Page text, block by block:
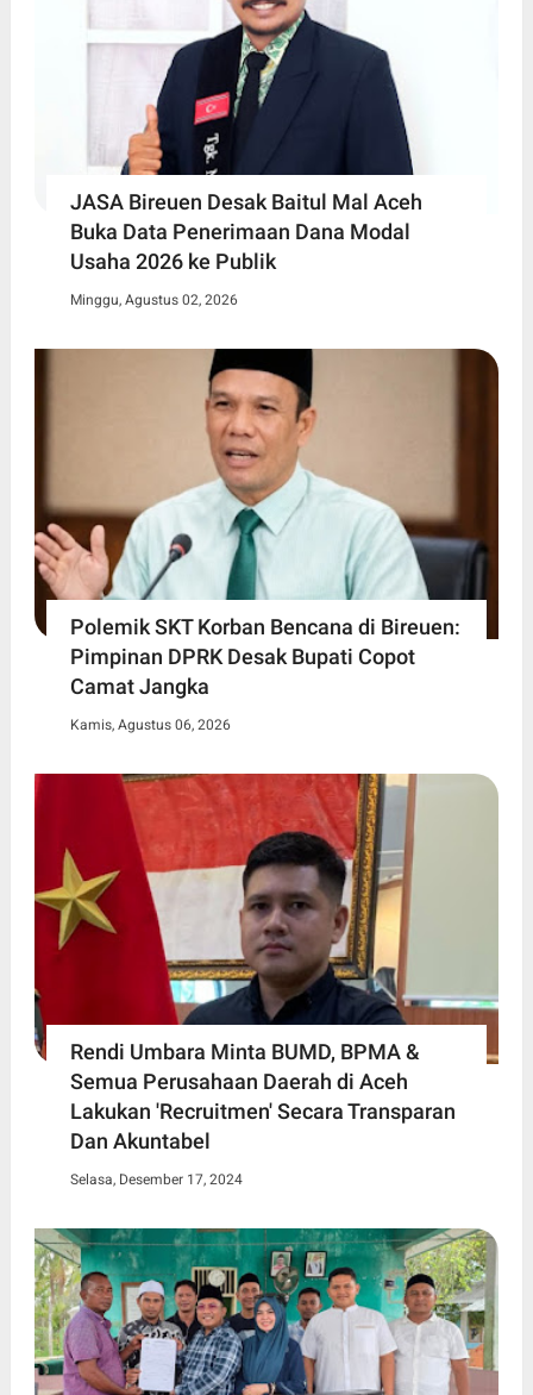
JASA Bireuen Desak Baitul Mal Aceh
Buka Data Penerimaan Dana Modal
Usaha 2026 ke Publik
Minggu, Agustus 02, 2026
Polemik SKT Korban Bencana di Bireuen:
Pimpinan DPRK Desak Bupati Copot
Camat Jangka
Kamis, Agustus 06, 2026
Rendi Umbara Minta BUMD, BPMA &
Semua Perusahaan Daerah di Aceh
Lakukan 'Recruitmen' Secara Transparan
Dan Akuntabel
Selasa, Desember 17, 2024